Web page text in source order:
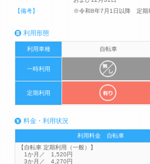
【備考】
※令和8年7月1日以降 定期
利用形態
利用車種 自転車
一時利用
定期利用
料金・利用状況
利用料金 自転車
【自転車 定期利用（一般）】
1か月／ 1,520円
3か月／ 4,270円